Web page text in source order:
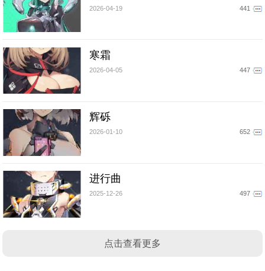
2026-04-19 441
寒霜
2026-04-05 447
辉砾
2026-01-10 652
进行曲
2025-12-26 497
点击查看更多